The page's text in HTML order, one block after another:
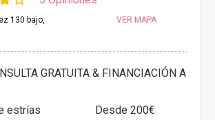
130 bajo,
VER MAPA
GRATUITA & FINANCIACIÓN A
estrías
Desde 200€